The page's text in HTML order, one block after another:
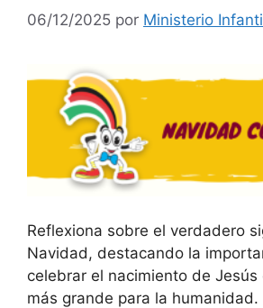
06/12/2025 por Ministerio
Reflexiona sobre el verdadero
Navidad, destacando la
celebrar el nacimiento de Jesús
más grande para la humanidad.